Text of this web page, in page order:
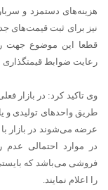
هزینه‌های دستمزد و
نیز برای ثبت قیمت‌های
قطعا این موضوع جهت
رعایت ضوابط
وی تاکید کرد: در بازار
طریق واحدهای تولیدی
عرضه می‌شوند در بازار
در موارد احتمالی
را اعلام نمایند.